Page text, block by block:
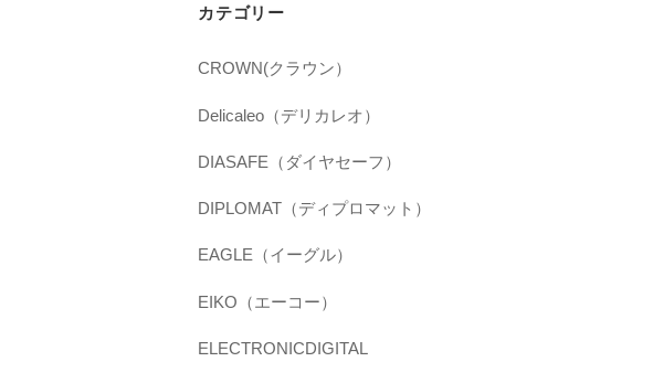
カテゴリー
CROWN(クラウン）
Delicaleo（デリカレオ）
DIASAFE（ダイヤセーフ）
DIPLOMAT（ディプロマット）
EAGLE（イーグル）
EIKO（エーコー）
ELECTRONICDIGITAL